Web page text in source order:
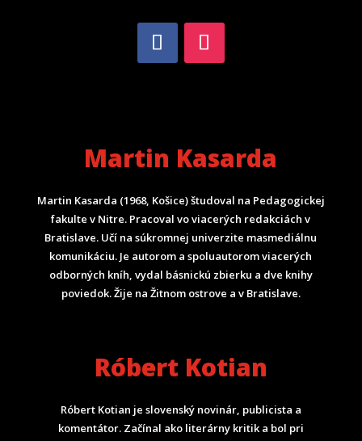
Martin Kasarda
Martin Kasarda (1968, Košice) študoval na Pedagogickej
fakulte v Nitre. Pracoval vo viacerých redakciách v
Bratislave. Učí na súkromnej univerzite masmediálnu
komunikáciu. Je autorom a spoluautorom viacerých
odborných kníh, vydal básnickú zbierku a dve knihy
poviedok. Žije na Žitnom ostrove a v Bratislave.
Róbert Kotian
Róbert Kotian je slovenský novinár, publicista a
komentátor. Začínal ako literárny kritik a bol pri